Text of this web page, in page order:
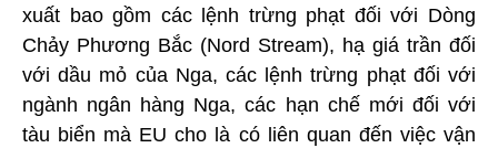
xuất bao gồm các lệnh trừng phạt đối với Dòng
Chảy Phương Bắc (Nord Stream), hạ giá trần đối
với dầu mỏ của Nga, các lệnh trừng phạt đối với
ngành ngân hàng Nga, các hạn chế mới đối với
tàu biển mà EU cho là có liên quan đến việc vận